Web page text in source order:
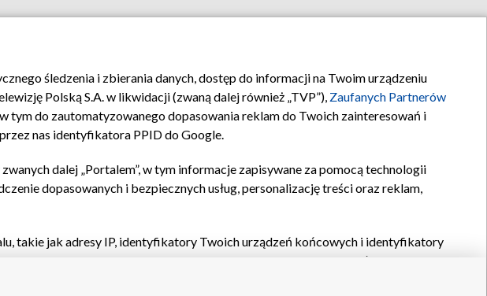
Pomoc Biuro reklamy Kontakt
śledzenia i zbierania danych, dostęp do informacji na Twoim urządzeniu
Polską S.A. w likwidacji (zwaną dalej również „TVP”), Zaufanych Partnerów
tym do zautomatyzowanego dopasowania reklam do Twoich zainteresowań i
nas identyfikatora PPID do Google.
zwanych dalej „Portalem”, w tym informacje zapisywane za pomocą technologii
dopasowanych i bezpiecznych usług, personalizację treści oraz reklam,
takie jak adresy IP, identyfikatory Twoich urządzeń końcowych i identyfikatory
oraz pozostałych
dostęp do nich, wyboru podstawowych reklam, wyboru spersonalizowanych